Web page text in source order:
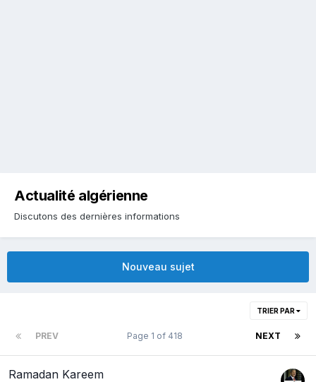
Actualité algérienne
Discutons des dernières informations
Nouveau sujet
TRIER PAR
PREV NEXT
Page 1 of 418
Ramadan Kareem